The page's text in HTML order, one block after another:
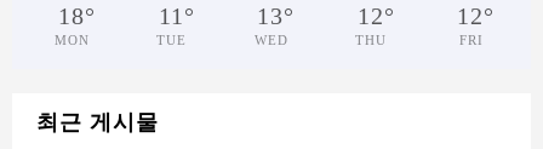
18°
MON
11 °
TUE
13°
WED
12°
THU
12°
FRI
최근 게시물